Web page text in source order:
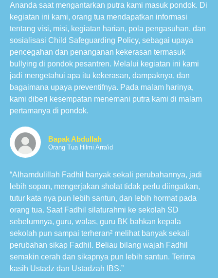
Ananda saat mengantarkan putra kami masuk pondok. Di
kegiatan ini kami, orang tua mendapatkan informasi
tentang visi, misi, kegiatan harian, pola pengasuhan, dan
sosialisasi Child Safeguarding Policy, sebagai upaya
pencegahan dan penanganan kekerasan termasuk
bullying di pondok pesantren. Melalui kegiatan ini kami
jadi mengetahui apa itu kekerasan, dampaknya, dan
bagaimana upaya preventifnya. Pada malam harinya,
kami diberi kesempatan menemani putra kami di malam
pertamanya di pondok.
Bapak Abdullah
Orang Tua Hilmi Arra'id
“Alhamdulillah Fadhil banyak sekali perubahannya, jadi
lebih sopan, mengerjakan sholat tidak perlu diingatkan,
tutur kata nya pun lebih santun, dan lebih hormat pada
orang tua. Saat Fadhil silaturahmi ke sekolah SD
sebelumnya, guru, walas, guru BK bahkan kepala
sekolah pun sampai terheran² melihat banyak sekali
perubahan sikap Fadhil. Beliau bilang wajah Fadhil
semakin cerah dan sikapnya pun lebih santun. Terima
kasih Ustadz dan Ustadzah IBS.”